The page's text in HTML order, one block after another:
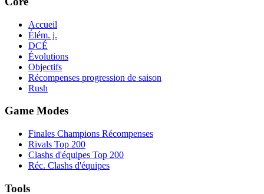
Accueil
Élém. j.
DCÉ
Évolutions
Objectifs
Récompenses progression de saison
Rush
Game Modes
Finales Champions Récompenses
Rivals Top 200
Clashs d'équipes Top 200
Réc. Clashs d'équipes
Tools